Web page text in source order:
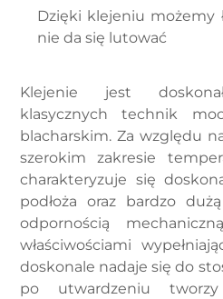
Dzięki klejeniu możemy
nie da się lutować
Klejenie jest
klasycznych technik
blacharskim. Za względu
szerokim zakresie
charakteryzuje się
podłoża oraz bardzo
odpornością
właściwościami
doskonale nadaje się do
po utwardzeniu